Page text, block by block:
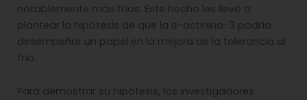
notablemente más fríos. Este hecho les llevó a
plantear la hipótesis de que la α-actinina-3 podría
desempeñar un papel en la mejora de la tolerancia al
frío.
Para demostrar su hipótesis, los investigadores